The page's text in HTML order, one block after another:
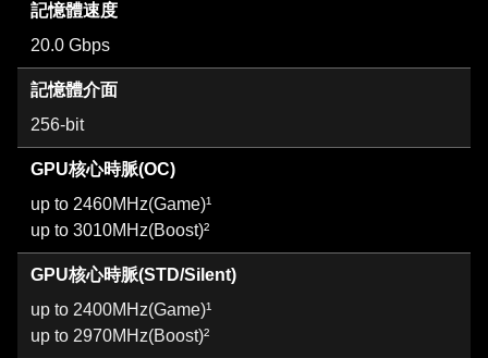
記憶體速度
20.0 Gbps
記憶體介面
256-bit
GPU核心時脈(OC)
up to 2460MHz(Game)¹
up to 3010MHz(Boost)²
GPU核心時脈(STD/Silent)
up to 2400MHz(Game)¹
up to 2970MHz(Boost)²